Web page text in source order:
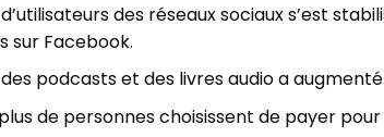
des réseaux sociaux s’est
sur Facebook.
des podcasts et des livres audio a augmenté.
de personnes choisissent de payer